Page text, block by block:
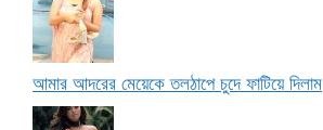
আমার আদরের মেয়েকে তলঠাপে চুদে ফাটিয়ে দিলাম